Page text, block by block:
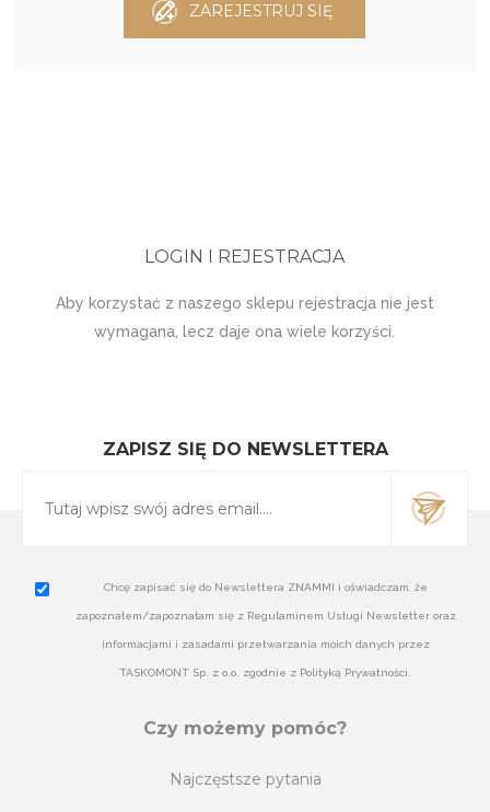
ZAREJESTRUJ SIĘ
LOGIN I REJESTRACJA
Aby korzystać z naszego sklepu rejestracja nie jest
wymagana, lecz daje ona wiele korzyści.
ZAPISZ SIĘ DO NEWSLETTERA
Chcę zapisać się do Newslettera ZNAMMI i oświadczam, że
zapoznałem/zapoznałam się z Regulaminem Usługi Newsletter oraz
informacjami i zasadami przetwarzania moich danych przez
TASKOMONT Sp. z o.o. zgodnie z Polityką Prywatności.
Czy możemy pomóc?
Najczęstsze pytania